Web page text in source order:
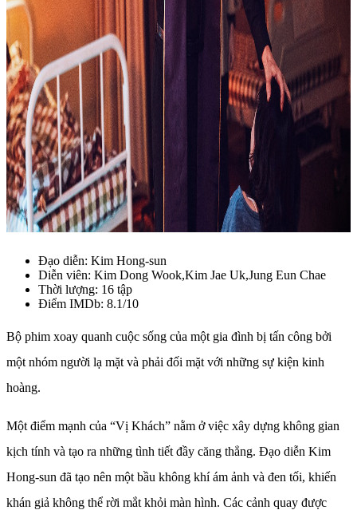
Đạo diễn: Kim Hong-sun
Diễn viên: Kim Dong Wook,Kim Jae Uk,Jung Eun Chae
Thời lượng: 16 tập
Điểm IMDb: 8.1/10
Bộ phim xoay quanh cuộc sống của một gia đình bị tấn công bởi
một nhóm người lạ mặt và phải đối mặt với những sự kiện kinh
hoàng.
Một điểm mạnh của “Vị Khách” nằm ở việc xây dựng không gian
kịch tính và tạo ra những tình tiết đầy căng thẳng. Đạo diễn Kim
Hong-sun đã tạo nên một bầu không khí ám ảnh và đen tối, khiến
khán giả không thể rời mắt khỏi màn hình. Các cảnh quay được